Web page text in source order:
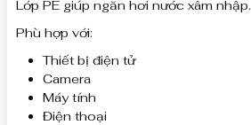
Lớp PE giúp ngăn hơi nước xâm nhập.
Phù hợp với:
Thiết bị điện tử
Camera
Máy tính
Điện thoại